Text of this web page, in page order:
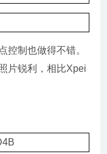
制也做得不错。
片锐利，相比Xpei